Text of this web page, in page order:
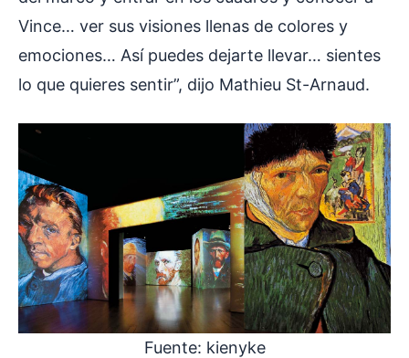
Vince… ver sus visiones llenas de colores y
emociones… Así puedes dejarte llevar… sientes
lo que quieres sentir”, dijo Mathieu St-Arnaud.
Fuente: kienyke